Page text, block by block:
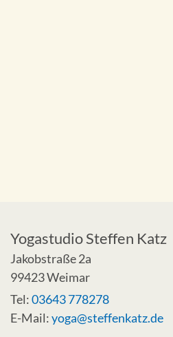
Yogastudio Steffen Katz
Jakobstraße 2a
99423 Weimar
Tel:03643 778278
E-Mail:yoga@steffenkatz.de